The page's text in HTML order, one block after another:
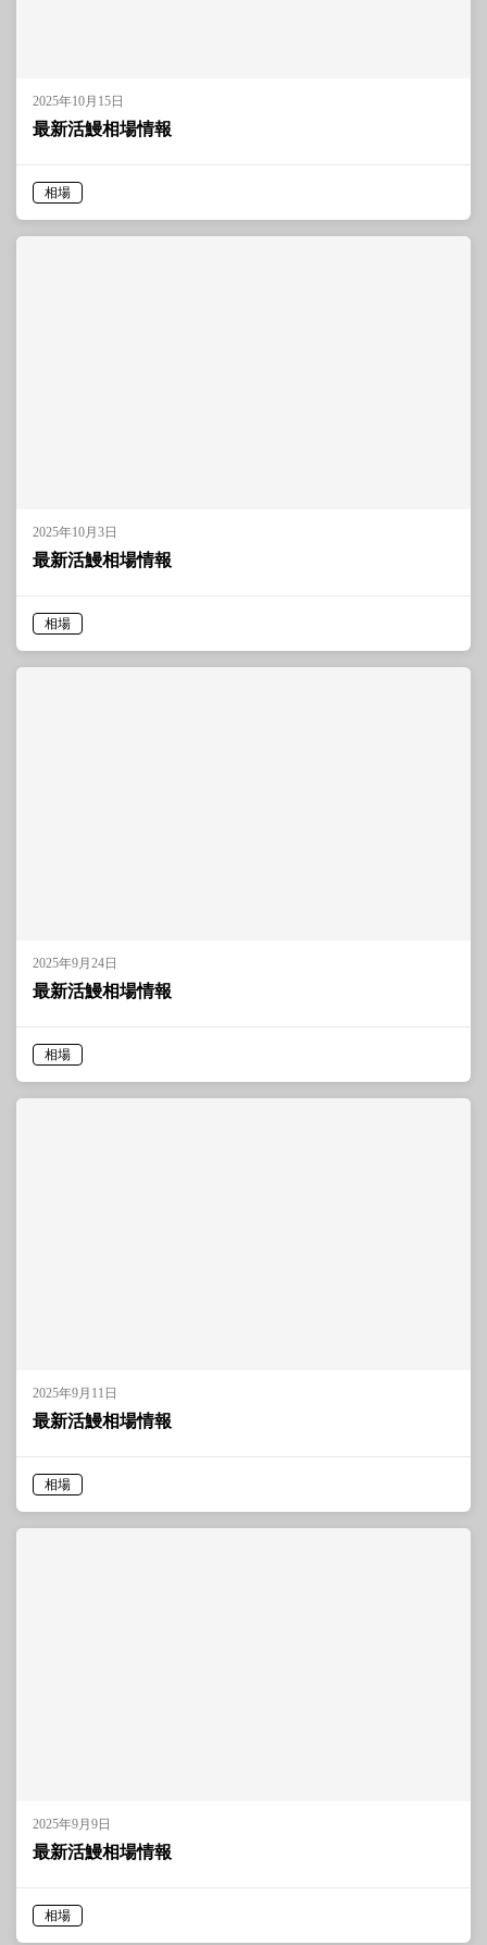
2025年10月15日
最新活鰻相場情報
相場
2025年10月3日
最新活鰻相場情報
相場
2025年9月24日
最新活鰻相場情報
相場
2025年9月11日
最新活鰻相場情報
相場
2025年9月9日
最新活鰻相場情報
相場